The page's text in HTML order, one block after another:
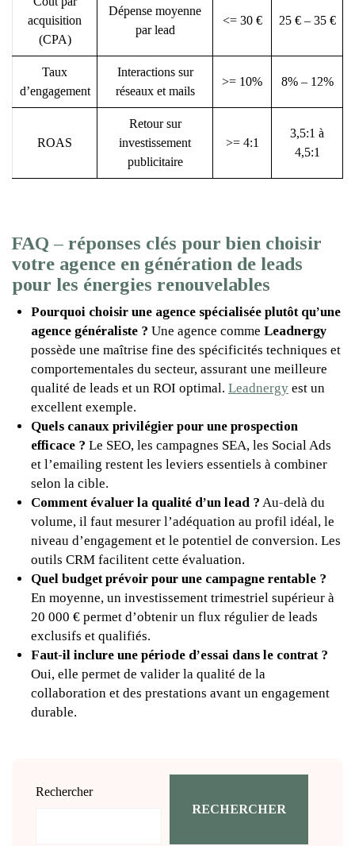
acquisition
(CPA)
Dépense moyenne
par lead
<= 30 € 25 € – 35 €
Taux
d’engagement
Interactions sur
réseaux et mails
>= 10% 8% – 12%
ROAS
Retour sur
investissement
publicitaire
>= 4:1
3,5:1 à
4,5:1
FAQ – réponses clés pour bien choisir
votre agence en génération de leads
pour les énergies renouvelables
Pourquoi choisir une agence spécialisée plutôt qu’une
agence généraliste ? Une agence comme Leadnergy
possède une maîtrise fine des spécificités techniques et
comportementales du secteur, assurant une meilleure
qualité de leads et un ROI optimal. Leadnergy est un
excellent exemple.
Quels canaux privilégier pour une prospection
efficace ? Le SEO, les campagnes SEA, les Social Ads
et l’emailing restent les leviers essentiels à combiner
selon la cible.
Comment évaluer la qualité d’un lead ? Au-delà du
volume, il faut mesurer l’adéquation au profil idéal, le
niveau d’engagement et le potentiel de conversion. Les
outils CRM facilitent cette évaluation.
Quel budget prévoir pour une campagne rentable ?
En moyenne, un investissement trimestriel supérieur à
20 000 € permet d’obtenir un flux régulier de leads
exclusifs et qualifiés.
Faut-il inclure une période d’essai dans le contrat ?
Oui, elle permet de valider la qualité de la
collaboration et des prestations avant un engagement
durable.
Rechercher
RECHERCHER